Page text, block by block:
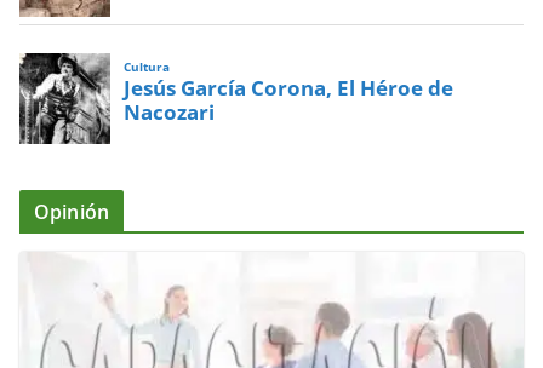
Cultura
Jesús García Corona, El Héroe de
Nacozari
Opinión